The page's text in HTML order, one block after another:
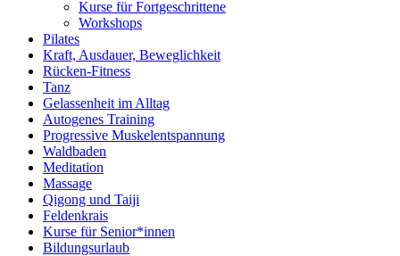
Kurse für Fortgeschrittene
Workshops
Pilates
Kraft, Ausdauer, Beweglichkeit
Rücken-Fitness
Tanz
Gelassenheit im Alltag
Autogenes Training
Progressive Muskelentspannung
Waldbaden
Meditation
Massage
Qigong und Taiji
Feldenkrais
Kurse für Senior*innen
Bildungsurlaub